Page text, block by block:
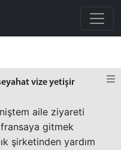
vize yetişir
aile ziyareti
gitmek
şirketinden yardım